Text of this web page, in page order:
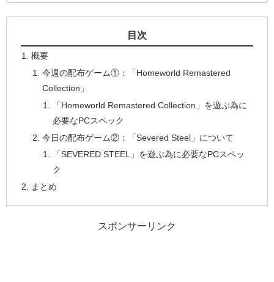
目次
概要
今週の配布ゲーム①：「Homeworld Remastered
Collection」
「Homeworld Remastered Collection」を遊ぶ為に
必要なPCスペック
今日の配布ゲーム②：「Severed Steel」について
「SEVERED STEEL」を遊ぶ為に必要なPCスペッ
ク
まとめ
スポンサーリンク